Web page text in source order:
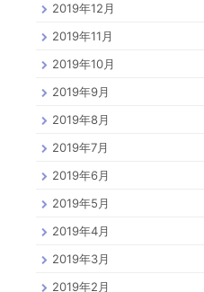
2019年12月
2019年11月
2019年10月
2019年9月
2019年8月
2019年7月
2019年6月
2019年5月
2019年4月
2019年3月
2019年2月